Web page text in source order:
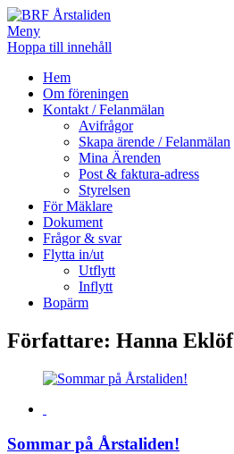
BRF Årstaliden
Meny
Hoppa till innehåll
Hem
Om föreningen
Kontakt / Felanmälan
Avifrågor
Skapa ärende / Felanmälan
Mina Ärenden
Post & faktura-adress
Styrelsen
För Mäklare
Dokument
Frågor & svar
Flytta in/ut
Utflytt
Inflytt
Bopärm
Författare: Hanna Eklöf
Sommar på Årstaliden!